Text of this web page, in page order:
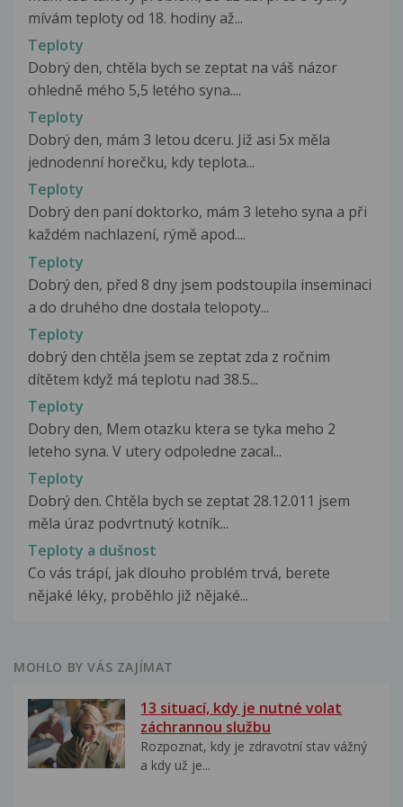
mívám teploty od 18. hodiny až...
Teploty
Dobrý den, chtěla bych se zeptat na váš názor
ohledně mého 5,5 letého syna....
Teploty
Dobrý den, mám 3 letou dceru. Již asi 5x měla
jednodenní horečku, kdy teplota...
Teploty
Dobrý den paní doktorko, mám 3 leteho syna a při
každém nachlazení, rýmě apod....
Teploty
Dobrý den, před 8 dny jsem podstoupila inseminaci
a do druhého dne dostala telopoty...
Teploty
dobrý den chtěla jsem se zeptat zda z ročnim
dítětem když má teplotu nad 38.5...
Teploty
Dobry den, Mem otazku ktera se tyka meho 2
leteho syna. V utery odpoledne zacal...
Teploty
Dobrý den. Chtěla bych se zeptat 28.12.011 jsem
měla úraz podvrtnutý kotník...
Teploty a dušnost
Co vás trápí, jak dlouho problém trvá, berete
nějaké léky, proběhlo již nějaké...
MOHLO BY VÁS ZAJÍMAT
13 situací, kdy je nutné volat
záchrannou službu
Rozpoznat, kdy je zdravotní stav vážný
a kdy už je...